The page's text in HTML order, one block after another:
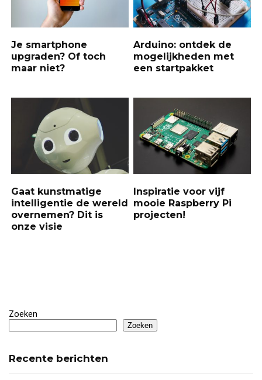
Je smartphone
upgraden? Of toch
maar niet?
Arduino: ontdek de
mogelijkheden met
een startpakket
Gaat kunstmatige
intelligentie de wereld
overnemen? Dit is
onze visie
Inspiratie voor vijf
mooie Raspberry Pi
projecten!
Zoeken
Zoeken
Recente berichten